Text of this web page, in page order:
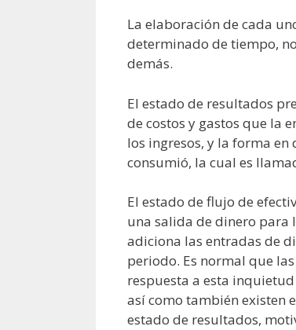
La elaboración de cada
determinado de tiempo,
demás.
El estado de resultados
de costos y gastos que la
los ingresos, y la forma en
consumió, la cual es
El estado de flujo de
una salida de dinero para
adiciona las entradas de
periodo. Es normal que
respuesta a esta
así como también existen
estado de resultados,